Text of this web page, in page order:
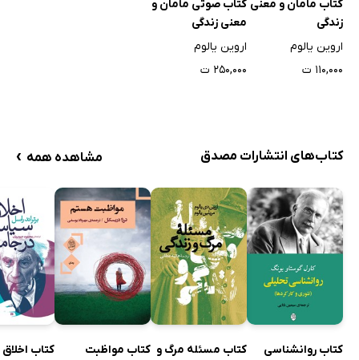
کتاب مامان و معنی
زندگی
اروین یالوم
۱۱۰,۰۰۰ ت
کتاب صوتی مامان و
معنی زندگی
اروین یالوم
۲۵۰,۰۰۰ ت
کتاب‌های انتشارات مصدق مشاهده همه ›
کتاب روانشناسی
کتاب مسئله مرگ و کتاب مواظبت
کتاب اخلاق